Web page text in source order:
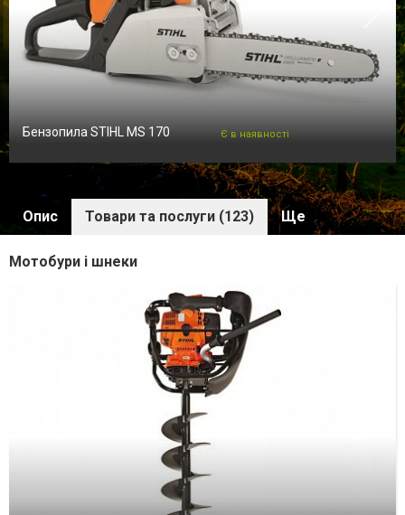
Бензопила STIHL MS 170 Є в наявності
Опис Товари та послуги (123) Ще
Мотобури і шнеки